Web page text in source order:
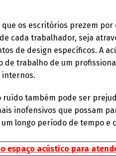
que os escritórios prezem
cada trabalhador, seja
de design específicos. A
de trabalho de um
internos.
ruído também pode ser
inofensivos que possam
longo período de tempo
espaço acústico para